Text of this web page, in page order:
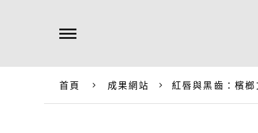
首頁 成果網站 紅唇與黑齒：檳榔